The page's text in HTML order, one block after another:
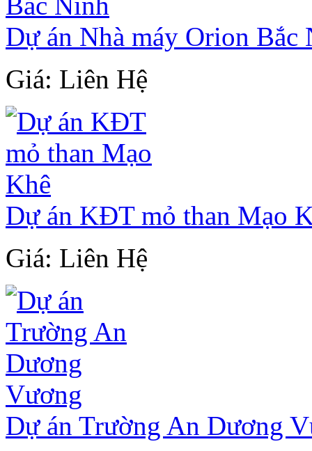
Dự án Nhà máy Orion Bắc
Giá: Liên Hệ
Dự án KĐT mỏ than Mạo
Giá: Liên Hệ
Dự án Trường An Dương